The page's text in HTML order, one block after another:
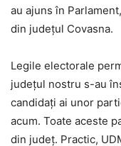
au ajuns în
din județul Covasna.
Legile electorale
județul nostru s-au
candidați ai unor
acum. Toate aceste
din județ. Practic,